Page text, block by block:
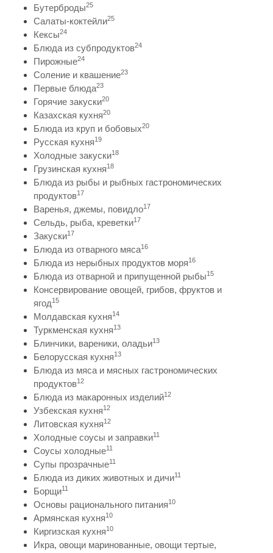
Бутерброды25
Салаты-коктейли25
Кексы24
Блюда из субпродуктов24
Пирожные24
Соление и квашение23
Первые блюда23
Горячие закуски20
Казахская кухня20
Блюда из круп и бобовых20
Русская кухня19
Холодные закуски18
Грузинская кухня18
Блюда из рыбы и рыбных гастрономических
продуктов17
Варенья, джемы, повидло17
Сельдь, рыба, креветки17
Закуски17
Блюда из отварного мяса16
Блюда из нерыбных продуктов моря16
Блюда из отварной и припущенной рыбы15
Консервирование овощей, грибов, фруктов и
ягод15
Молдавская кухня14
Туркменская кухня13
Блинчики, вареники, оладьи13
Белорусская кухня13
Блюда из мяса и мясных гастрономических
продуктов12
Блюда из макаронных изделий12
Узбекская кухня12
Литовская кухня12
Холодные соусы и заправки11
Соусы холодные11
Супы прозрачные11
Блюда из диких животных и дичи11
Борщи11
Основы рационального питания10
Армянская кухня10
Киргизская кухня10
Икра, овощи маринованные, овощи тертые,